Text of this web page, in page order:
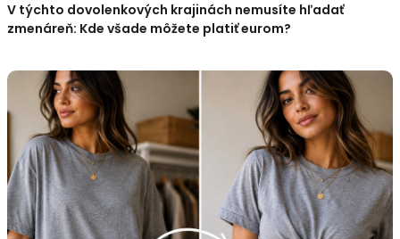
V týchto dovolenkových krajinách nemusíte hľadať
zmenáreň: Kde všade môžete platiť eurom?